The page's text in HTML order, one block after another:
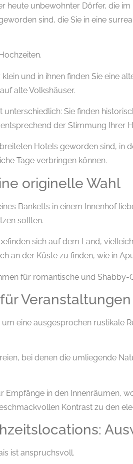
heute unbewohnter Dörfer, die
sind, die Sie in eine
und in ihnen finden Sie eine
alte Volkshäuser.
unterschiedlich: Sie finden
der Stimmung Ihrer
Hotels geworden sind, in
Tage verbringen können.
originelle Wahl
Banketts in einem Innenhof
sollten.
sich auf dem Land,
an der Küste zu finden, wie in
für romantische und Shabby-
Veranstaltungen
um eine ausgesprochen rustikale
bei denen die umliegende
Empfänge in den Innenräumen,
Kontrast zu den
ist anspruchsvoll.